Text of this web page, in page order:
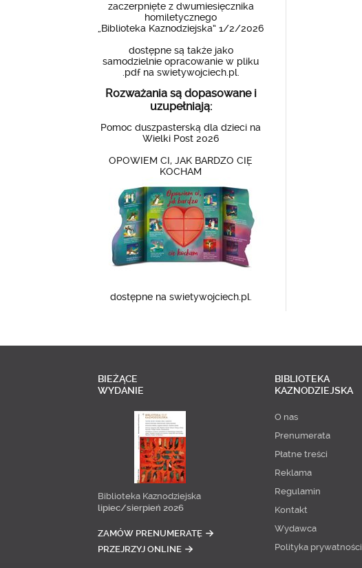
zaczerpnięte z dwumiesięcznika
homiletycznego
„Biblioteka Kaznodziejska” 1/2/2026
dostępne są także jako
samodzielnie opracowanie w pliku
.pdf na swietywojciech.pl.
Rozważania są dopasowane i
uzupełniają:
Pomoc duszpasterską dla dzieci na
Wielki Post 2026
OPOWIEM CI, JAK BARDZO CIĘ
KOCHAM
dostępne na swietywojciech.pl.
BIEŻĄCE
WYDANIE
Biblioteka Kaznodziejska
lipiec/sierpień 2026
ZAMÓW PRENUMERATĘ
PRZEJRZYJ ONLINE
BIBLIOTEKA
KAZNODZIEJSKA
O nas
Prenumerata
Płatne treści
Reklama
Regulamin
Kontakt
Wydawca
Polityka prywatności